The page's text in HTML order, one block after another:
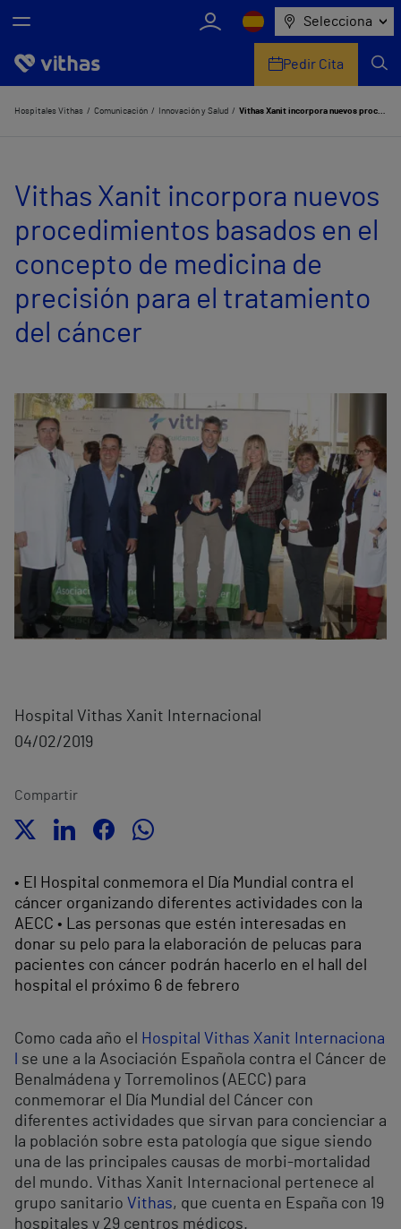
Selecciona
Nosotros
Servicios de salud
Equipo médico y asistencial
Información útil
Comunicación
Pedir Cita
Hospitales Vithas Comunicación Innovación y Salud Vithas Xanit incorpora nuevos procedimientos basados en el concepto de medicina de precisión para el tratamiento del cáncer
Vithas Xanit incorpora nuevos
procedimientos basados en el
concepto de medicina de
precisión para el tratamiento
del cáncer
Hospital Vithas Xanit Internacional
04/02/2019
Compartir
• El Hospital conmemora el Día Mundial contra el
cáncer organizando diferentes actividades con la
AECC • Las personas que estén interesadas en
donar su pelo para la elaboración de pelucas para
pacientes con cáncer podrán hacerlo en el hall del
hospital el próximo 6 de febrero
Como cada año el
Hospital Vithas Xanit Internaciona
se une a la Asociación Española contra el Cáncer de
Benalmádena y Torremolinos (AECC) para
conmemorar el Día Mundial del Cáncer con
diferentes actividades que sirvan para concienciar a
la población sobre esta patología que sigue siendo
una de las principales causas de morbi-mortalidad
del mundo. Vithas Xanit Internacional pertenece al
grupo sanitario Vithas, que cuenta en España con 19
hospitales y 29 centros médicos.